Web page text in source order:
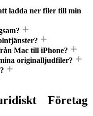
ladda ner filer till min
Mac till iPhone?
originalljudfiler?
Företag